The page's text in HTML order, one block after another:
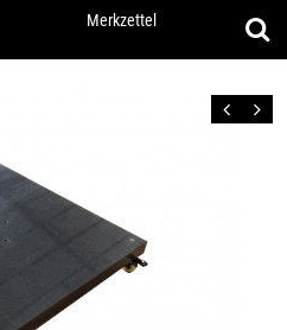
Merkzettel
Zurück Vor